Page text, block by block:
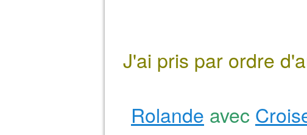
J'ai pris par ordre
Rolande avec